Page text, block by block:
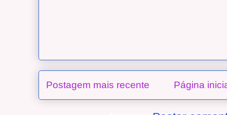
Postagem mais recente Página